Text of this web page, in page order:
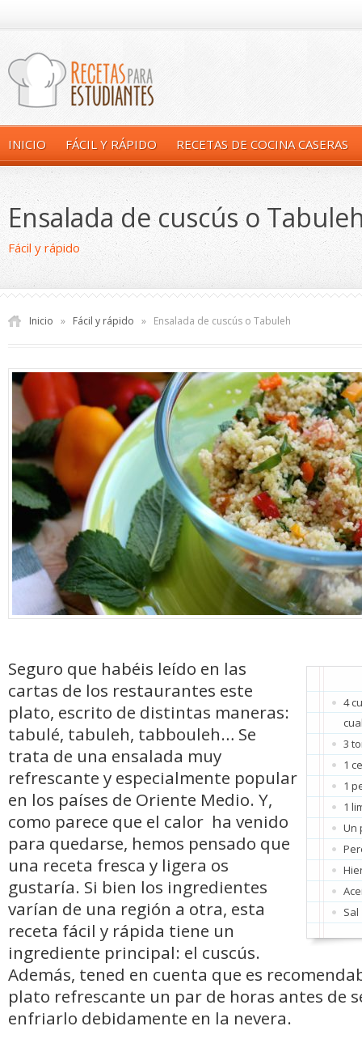
INICIO FÁCIL Y RÁPIDO RECETAS DE COCINA CASERAS
Ensalada de cuscús o
Fácil y rápido
Inicio » Fácil y rápido » Ensalada de cuscús o Tabuleh
4
3
1
1
1
Un
Sal
Seguro que habéis leído en las
cartas de los restaurantes este
plato, escrito de distintas maneras:
tabulé, tabuleh, tabbouleh… Se
trata de una ensalada muy
refrescante y especialmente popular
en los países de Oriente Medio. Y,
como parece que el calor ha venido
para quedarse, hemos pensado que
una receta fresca y ligera os
gustaría. Si bien los ingredientes
varían de una región a otra, esta
receta fácil y rápida tiene un
ingrediente principal: el cuscús.
Además, tened en cuenta que es
plato refrescante un par de horas antes de
enfriarlo debidamente en la nevera.